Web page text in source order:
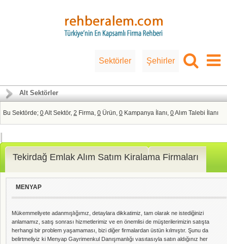
Sektörler Şehirler
Alt Sektörler
Bu Sektörde; 0Alt Sektör, 2 Firma, 0 Ürün, 0 Kampanya İlanı, 0Alım Talebi İlanı
Tekirdağ Emlak Alım Satım Kiralama Firmaları
MENYAP
Mükemmeliyete adanmışlığımız, detaylara dikkatimiz, tam olarak ne istediğinizi
anlamamız, satış sonrası hizmetlerimiz ve en önemlisi de müşterilerimizin satışta
herhangi bir problem yaşamaması, bizi diğer firmalardan üstün kılmıştır. Şunu da
belirtmeliyiz ki Menyap Gayrimenkul Danışmanlığı vasıtasıyla satın aldığınız her